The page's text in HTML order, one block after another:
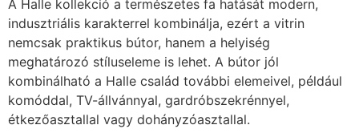
A Halle kollekció a természetes fa hatását modern,
indusztriális karakterrel kombinálja, ezért a vitrin
nemcsak praktikus bútor, hanem a helyiség
meghatározó stíluseleme is lehet. A bútor jól
kombinálható a Halle család további elemeivel, például
komóddal, TV-állvánnyal, gardróbszekrénnyel,
étkezőasztallal vagy dohányzóasztallal.